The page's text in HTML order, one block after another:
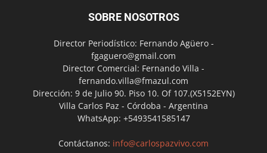
SOBRE NOSOTROS
Director Periodístico: Fernando Agüero -
fgaguero@gmail.com
Director Comercial: Fernando Villa -
fernando.villa@fmazul.com
Dirección: 9 de Julio 90. Piso 10. Of 107.(X5152EYN)
Villa Carlos Paz - Córdoba - Argentina
WhatsApp: +5493541585147
Contáctanos: info@carlospazvivo.com